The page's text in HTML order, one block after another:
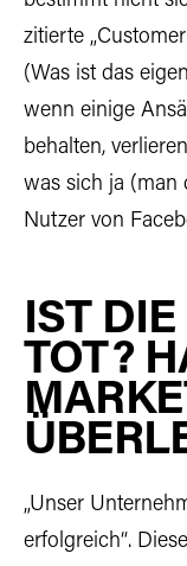
zitierte
(Was ist das
wenn einige
behalten,
was sich ja (man
Nutzer von
IST
TOT?
„Unser
erfolgreich“.